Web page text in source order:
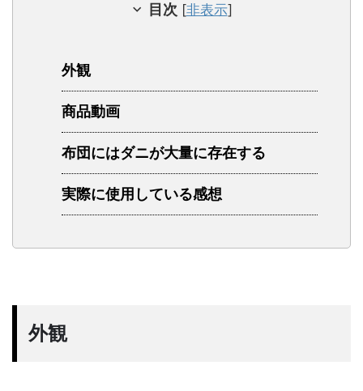
目次 [非表示]
外観
商品動画
布団にはダニが大量に存在する
実際に使用している感想
外観